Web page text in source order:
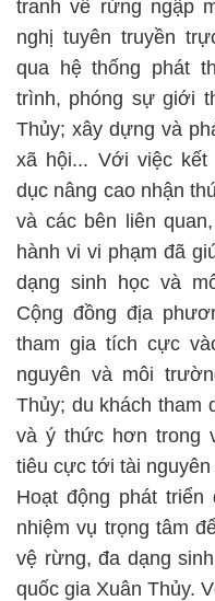
tranh về rừng ngập
nghị tuyên truyền
qua hệ thống phát
trình, phóng sự giới
Thủy; xây dựng và
xã hội... Với việc
dục nâng cao nhận
và các bên liên
hành vi vi phạm đã
dạng sinh học và
Cộng đồng địa
tham gia tích cực
nguyên và môi
Thủy; du khách tham
và ý thức hơn trong
tiêu cực tới tài
Hoạt động phát
nhiệm vụ trọng tâm
vệ rừng, đa dạng
quốc gia Xuân Thủy.